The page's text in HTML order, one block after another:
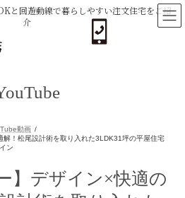
と回遊動線で暮らしやすい注文住宅をご紹
介
適の最適解！松尾設計術を取り入れた
ブデザイン
】デザイン×快適の